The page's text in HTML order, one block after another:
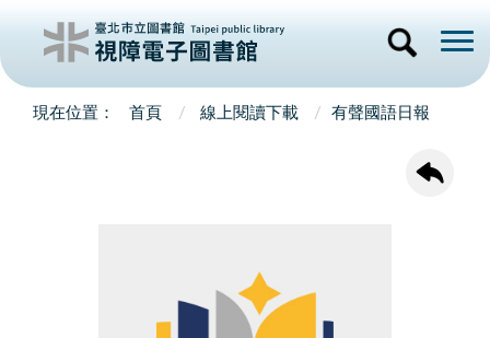
首頁 線上閱讀下載 有聲國語日報